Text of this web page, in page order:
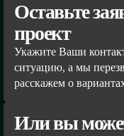
Оставьте
проект
Укажите Ваши
ситуацию, а мы
расскажем о
Или вы